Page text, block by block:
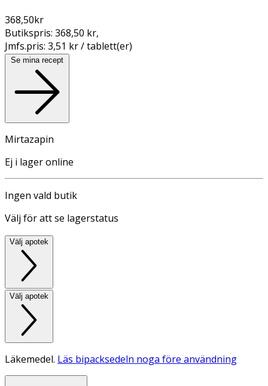
368,50kr
Butikspris: 368,50 kr,
Jmfs.pris: 3,51 kr / tablett(er)
Se mina recept
Mirtazapin
Ej i lager online
Ingen vald butik
Välj för att se lagerstatus
Välj apotek
Välj apotek
Läkemedel. Läs bipacksedeln noga före användning